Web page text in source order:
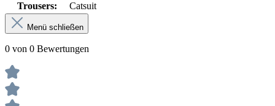
Trousers:
Catsuit
Menü schließen
0 von 0 Bewertungen